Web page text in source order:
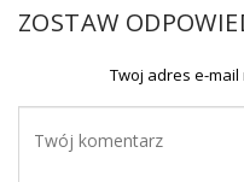
ZOSTAW
Twoj adres e-